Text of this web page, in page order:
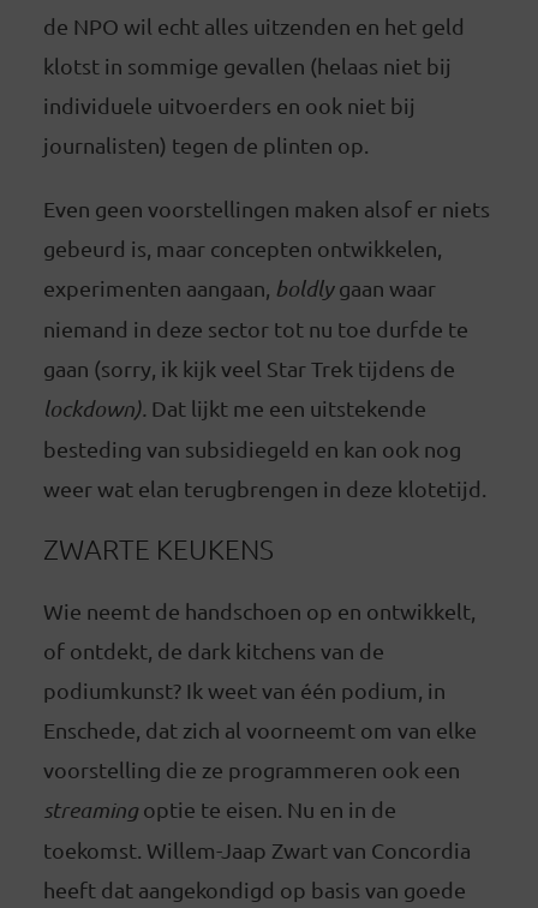
de NPO wil echt alles uitzenden en het geld
klotst in sommige gevallen (helaas niet bij
individuele uitvoerders en ook niet bij
journalisten) tegen de plinten op.
Even geen voorstellingen maken alsof er niets
gebeurd is, maar concepten ontwikkelen,
experimenten aangaan, boldlygaan waar
niemand in deze sector tot nu toe durfde te
gaan (sorry, ik kijk veel Star Trek tijdens de
lockdown). Dat lijkt me een uitstekende
besteding van subsidiegeld en kan ook nog
weer wat elan terugbrengen in deze klotetijd.
ZWARTE KEUKENS
Wie neemt de handschoen op en ontwikkelt,
of ontdekt, de dark kitchens van de
podiumkunst? Ik weet van één podium, in
Enschede, dat zich al voorneemt om van elke
voorstelling die ze programmeren ook een
streamingoptie te eisen. Nu en in de
toekomst. Willem-Jaap Zwart van Concordia
heeft dat aangekondigd op basis van goede